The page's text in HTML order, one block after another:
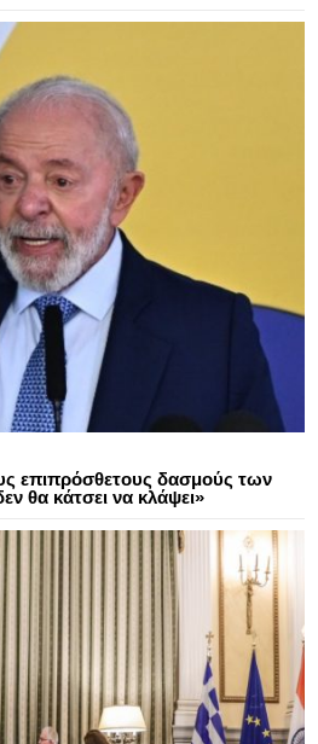
επιπρόσθετους δασμούς των
θα κάτσει να κλάψει»